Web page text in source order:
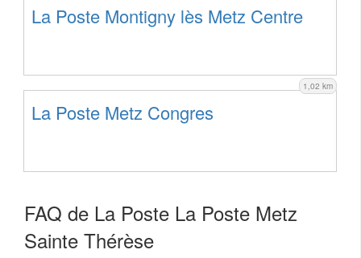
La Poste Montigny lès Metz Centre
1,02 km
La Poste Metz Congres
FAQ de La Poste La Poste Metz
Sainte Thérèse